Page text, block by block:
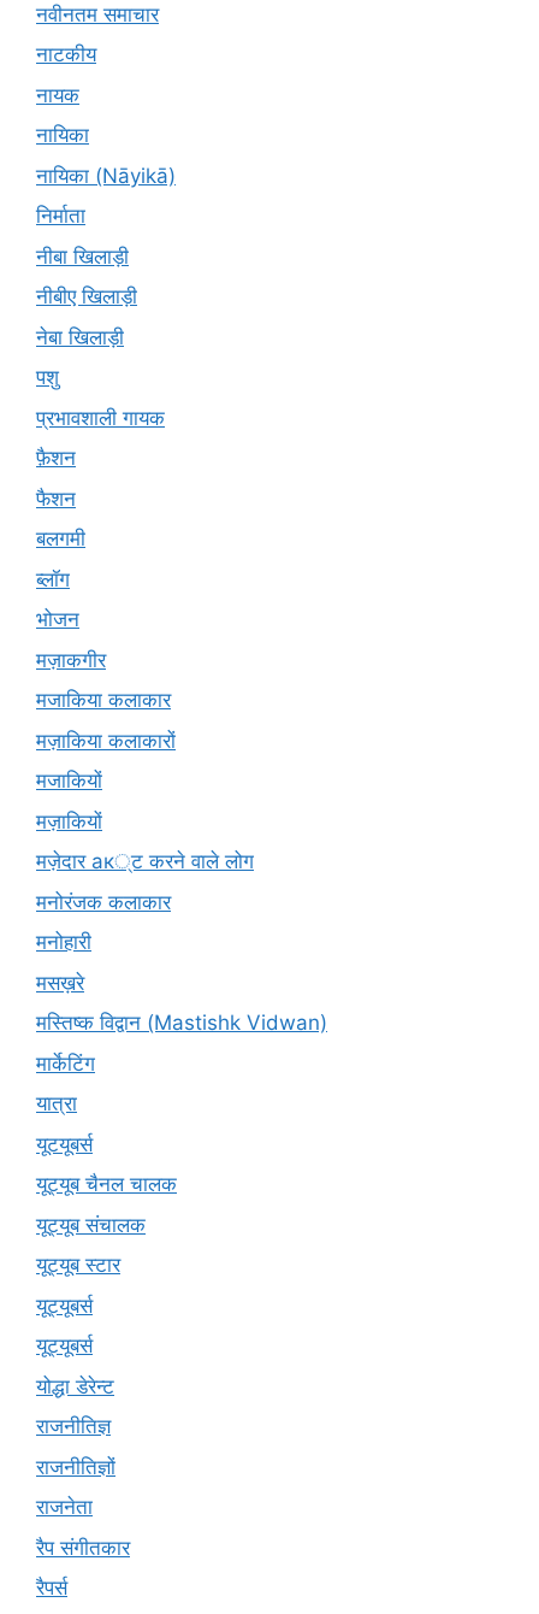
नवीनतम समाचार
नाटकीय
नायक
नायिका
नायिका (Nāyikā)
निर्माता
नीबा खिलाड़ी
नीबीए खिलाड़ी
नेबा खिलाड़ी
पशु
प्रभावशाली गायक
फ़ैशन
फैशन
बलगमी
ब्लॉग
भोजन
मज़ाकगीर
मजाकिया कलाकार
मज़ाकिया कलाकारों
मजाकियों
मज़ाकियों
मज़ेदार ак्ट करने वाले लोग
मनोरंजक कलाकार
मनोहारी
मसख़रे
मस्तिष्क विद्वान (Mastishk Vidwan)
मार्केटिंग
यात्रा
यूटयूबर्स
यूट्यूब चैनल चालक
यूट्यूब संचालक
यूट्यूब स्टार
यूट्‍यूबर्स
यूट्यूबर्स
योद्धा डेरेन्ट
राजनीतिज्ञ
राजनीतिज्ञों
राजनेता
रैप संगीतकार
रैपर्स